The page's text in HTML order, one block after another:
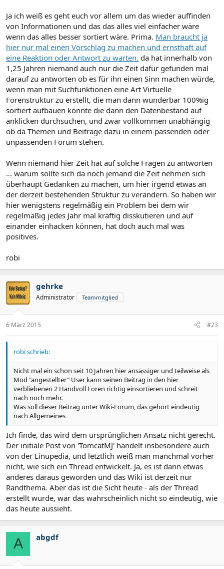
Ja ich weiß es geht euch vor allem um das wieder auffinden
von Informationen und das das alles viel einfacher wäre
wenn das alles besser sortiert wäre. Prima. Man braucht ja
hier nur mal einen Vorschlag zu machen und ernsthaft auf
eine Reaktion oder Antwort zu warten. da hat innerhalb von
1,25 Jahren niemand auch nur die Zeit dafür gefunden mal
darauf zu antworten ob es für ihn einen Sinn machen würde,
wenn man mit Suchfunktionen eine Art Virtuelle
Forenstruktur zu erstellt, die man dann wunderbar 100%ig
sortiert aufbauen könnte die dann den Datenbestand auf
anklicken durchsuchen, und zwar vollkommen unabhängig
ob da Themen und Beiträge dazu in einem passenden oder
unpassenden Forum stehen.
Wenn niemand hier Zeit hat auf solche Fragen zu antworten
... warum sollte sich da noch jemand die Zeit nehmen sich
überhaupt Gedanken zu machen, um hier irgend etwas an
der derzeit bestehenden Struktur zu verändern. So haben wir
hier wenigstens regelmäßig ein Problem bei dem wir
regelmäßig jedes Jahr mal kräftig disskutieren und auf
einander einhacken können, hat doch auch mal was
positives.
robi
gehrke
Administrator Teammitglied
6 März 2015 #23
robi schrieb:
Nicht mal ein schon seit 10 Jahren hier ansässiger und teilweise als
Mod "angestellter" User kann seinen Beitrag in den hier
verbliebenen 2 Handvoll Foren richtig einsortieren und schreit
nach noch mehr.
Was soll dieser Beitrag unter Wiki-Forum, das gehört eindeutig
nach Allgemeines
Ich finde, das wird dem ursprünglichen Ansatz nicht gerecht.
Der initiale Post von 'TomcatMJ' handelt insbesondere auch
von der Linupedia, und letztlich weiß man manchmal vorher
nicht, wie sich ein Thread entwickelt. Ja, es ist dann etwas
anderes daraus geworden und das Wiki ist derzeit nur
Randthema. Aber das ist die Sicht heute - als der Thread
erstellt wurde, war das wahrscheinlich nicht so eindeutig, wie
das heute aussieht.
A abgdf